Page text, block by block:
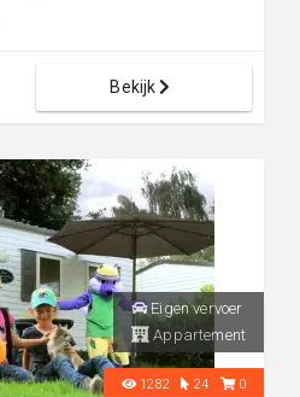
Bekijk
Eigen vervoer
Appartement
1282 24 0